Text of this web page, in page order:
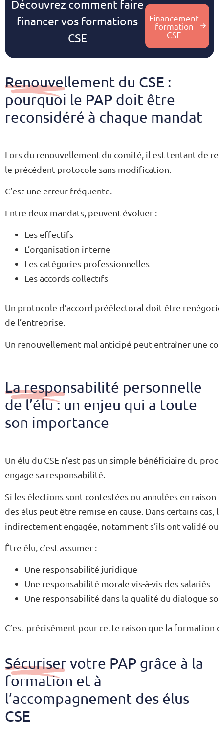
Découvrez comment faire
financer vos formations
CSE
Financement
formation
CSE
Renouvellement du CSE :
pourquoi le PAP doit être
reconsidéré à chaque mandat
Lors du renouvellement du comité, il est tentant de
le précédent protocole sans modification.
C’est une erreur fréquente.
Entre deux mandats, peuvent évoluer :
Les effectifs
L’organisation interne
Les catégories professionnelles
Les accords collectifs
Un protocole d’accord préélectoral doit être
de l’entreprise.
Un renouvellement mal anticipé peut entraîner une
La responsabilité personnelle
de l’élu : un enjeu qui a toute
son importance
Un élu du CSE n’est pas un simple bénéficiaire du
engage sa responsabilité.
Si les élections sont contestées ou annulées en
des élus peut être remise en cause. Dans certains
indirectement engagée, notamment s’ils ont validé
Être élu, c’est assumer :
Une responsabilité juridique
Une responsabilité morale vis-à-vis des salariés
Une responsabilité dans la qualité du dialogue
C’est précisément pour cette raison que la
Sécuriser votre PAP grâce à la
formation et à
l’accompagnement des élus
CSE